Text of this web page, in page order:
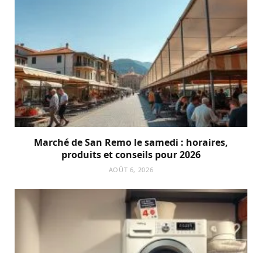
Marché de San Remo le samedi : horaires,
produits et conseils pour 2026
AOÛT 6, 2026